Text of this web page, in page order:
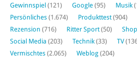
Gewinnspiel (121) Google (95) Musik
Persönliches (1.674) Produkttest(904)
Rezension (716) Ritter Sport(50)
Social Media (203) Technik (33) TV
Vermischtes (2.065) Weblog (204)